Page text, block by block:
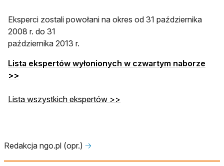
Eksperci zostali powołani na okres od 31 października
2008 r. do 31
października 2013 r.
Lista ekspertów wyłonionych w czwartym naborze
>>
Lista wszystkich ekspertów >>
Redakcja ngo.pl (opr.) 🡢